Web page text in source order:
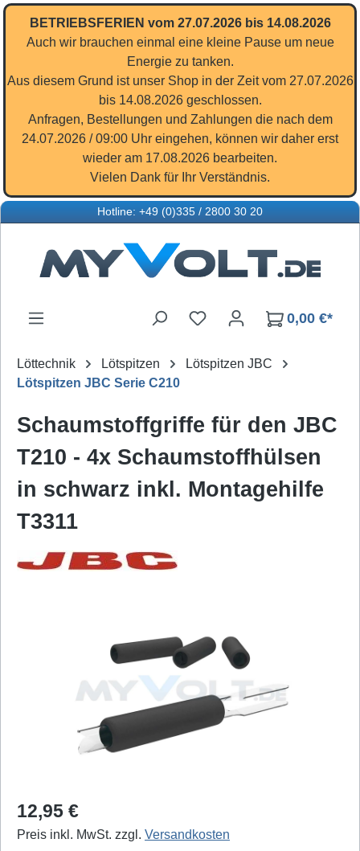
Zum Hauptinhalt springen
BETRIEBSFERIEN vom 27.07.2026 bis 14.08.2026
Auch wir brauchen einmal eine kleine Pause um neue
Energie zu tanken.
Aus diesem Grund ist unser Shop in der Zeit vom 27.07.2026
bis 14.08.2026 geschlossen.
Anfragen, Bestellungen und Zahlungen die nach dem
24.07.2026 / 09:00 Uhr eingehen, können wir daher erst
wieder am 17.08.2026 bearbeiten.
Vielen Dank für Ihr Verständnis.
Hotline: +49 (0)335 / 2800 30 20
Du hast 0 Produkte auf
0,00 €*
Löttechnik Lötspitzen
Lötspitzen JBC
Lötspitzen JBC Serie C210
Schaumstoffgriffe für den JBC
T210 - 4x Schaumstoffhülsen
in schwarz inkl. Montagehilfe
T3311
Regulärer Preis:
12,95 €
Preis inkl. MwSt. zzgl. Versandkosten